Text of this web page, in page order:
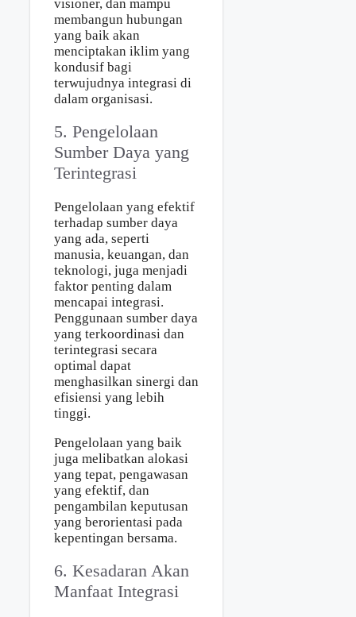
visioner, dan mampu
membangun hubungan
yang baik akan
menciptakan iklim yang
kondusif bagi
terwujudnya integrasi di
dalam organisasi.
5. Pengelolaan
Sumber Daya yang
Terintegrasi
Pengelolaan yang efektif
terhadap sumber daya
yang ada, seperti
manusia, keuangan, dan
teknologi, juga menjadi
faktor penting dalam
mencapai integrasi.
Penggunaan sumber daya
yang terkoordinasi dan
terintegrasi secara
optimal dapat
menghasilkan sinergi dan
efisiensi yang lebih
tinggi.
Pengelolaan yang baik
juga melibatkan alokasi
yang tepat, pengawasan
yang efektif, dan
pengambilan keputusan
yang berorientasi pada
kepentingan bersama.
6. Kesadaran Akan
Manfaat Integrasi